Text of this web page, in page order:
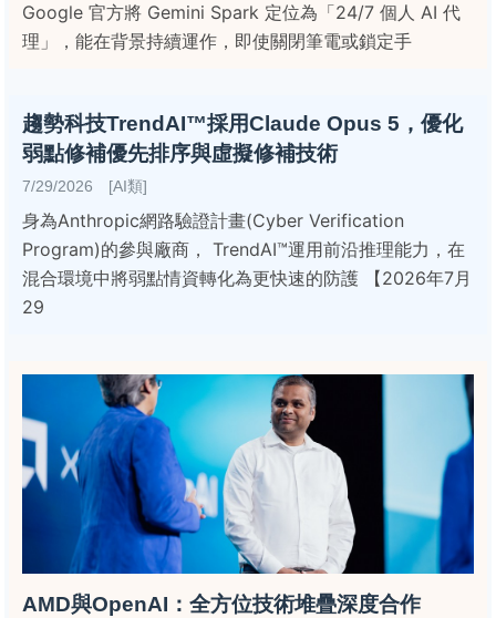
Google 官方將 Gemini Spark 定位為「24/7 個人 AI 代
理」，能在背景持續運作，即使關閉筆電或鎖定手
趨勢科技TrendAI™採用Claude Opus 5，優化
弱點修補優先排序與虛擬修補技術
7/29/2026 [AI類]
身為Anthropic網路驗證計畫(Cyber Verification
Program)的參與廠商， TrendAI™運用前沿推理能力，在
混合環境中將弱點情資轉化為更快速的防護 【2026年7月
29
AMD與OpenAI：全方位技術堆疊深度合作